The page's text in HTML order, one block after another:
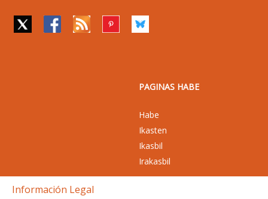
PAGINAS HABE
Habe
Ikasten
Ikasbil
Irakasbil
Información Legal